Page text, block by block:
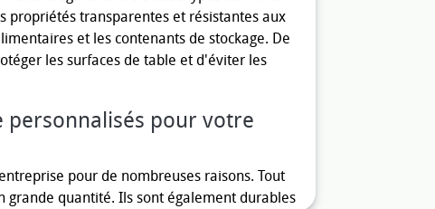
propriétés transparentes et résistantes aux
et les contenants de stockage. De
les surfaces de table et d'éviter les
pour votre
pour de nombreuses raisons. Tout
grande quantité. Ils sont également durables